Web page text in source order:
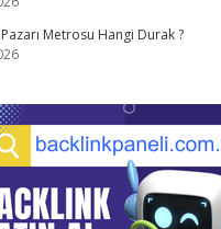
Metrosu Hangi Durak ?